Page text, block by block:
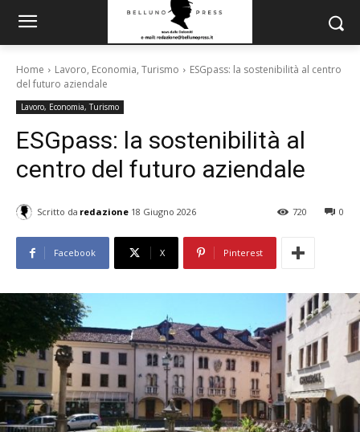
Home Lavoro, Economia, Turismo
ESGpass: la sostenibilità al centro
del futuro aziendale
Lavoro, Economia, Turismo
ESGpass: la sostenibilità al
centro del futuro aziendale
Scritto da redazione 18 Giugno 2026 0
720
Facebook X Pinterest